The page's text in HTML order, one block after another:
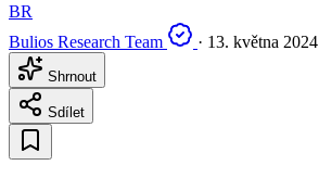
BR
Bulios Research Team
· 13. května 2024
Shrnout
Sdílet